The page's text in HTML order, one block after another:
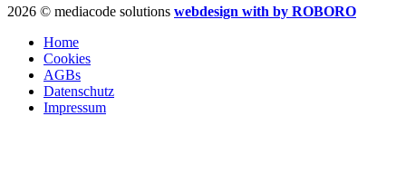
2026 © mediacode solutions webdesign with by ROBORO
Home
Cookies
AGBs
Datenschutz
Impressum